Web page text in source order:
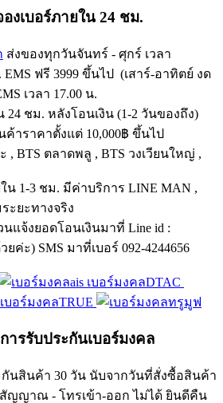
งเบอร์ภายใน 24 ชม.
ส่งของทุกวันจันทร์ - ศุกร์ เวลา
ฟรี 3999 ขึ้นไป (เสาร์-อาทิตย์ งด
เวลา 17.00 น.
24 ชม. หลังโอนเงิน (1-2 วันของถึง)
าราคาตั้งแต่ 10,000฿ ขึ้นไป
, BTS ตลาดพลู , BTS วงเวียนใหญ่ ,
น 1-3 ชม. มีค่าบริการ LINE MAN ,
ะยะทางจริง
แจ้งยอดโอนเงินมาที่ Line id :
ยค่ะ) SMS มาที่เบอร์ 092-4244656
เบอร์มงคลDTAC
เบอร์มงคลTRUE
ารรับประกันเบอร์มงคล
นสินค้า 30 วัน นับจากวันที่สั่งซื้อสินค้า
ญญาณ - โทรเข้า-ออก ไม่ได้ ยินดีคืน